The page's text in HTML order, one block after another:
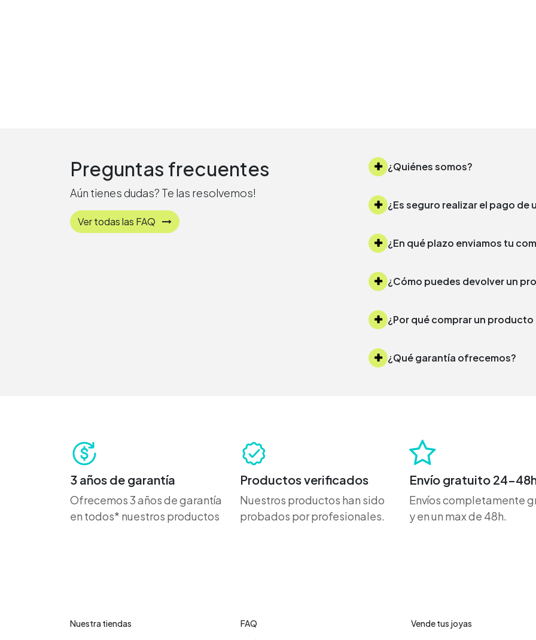
Preguntas frecuentes
Aún tienes dudas? Te las resolvemos!
Ver todas las FAQ
¿Quiénes somos?
¿Es seguro realizar el pago
¿Cómo puedes devolver un
¿Por qué comprar un
¿Qué garantía ofrecemos?
3 años de garantía
Ofrecemos 3 años de garantía
en todos* nuestros productos
Productos verificados
Nuestros productos han sido
probados por profesionales.
Envío gratuito 24-
Envíos completamente
y en un max de 48h.
Nuestra tiendas
FAQ
Vende tus joyas